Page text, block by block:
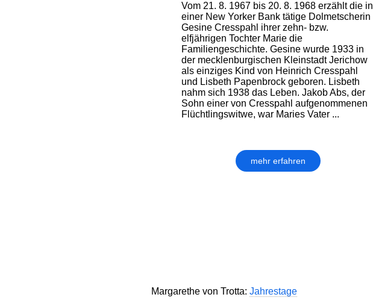
Vom 21. 8. 1967 bis 20. 8. 1968 erzählt die in
einer New Yorker Bank tätige Dolmetscherin
Gesine Cresspahl ihrer zehn- bzw.
elfjährigen Tochter Marie die
Familiengeschichte. Gesine wurde 1933 in
der mecklenburgischen Kleinstadt Jerichow
als einziges Kind von Heinrich Cresspahl
und Lisbeth Papenbrock geboren. Lisbeth
nahm sich 1938 das Leben. Jakob Abs, der
Sohn einer von Cresspahl aufgenommenen
Flüchtlingswitwe, war Maries Vater ...
mehr erfahren
Margarethe von Trotta: Jahrestage